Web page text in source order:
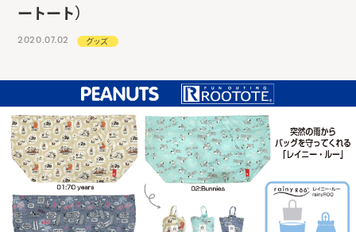
ートート）
2020.07.02 グッズ